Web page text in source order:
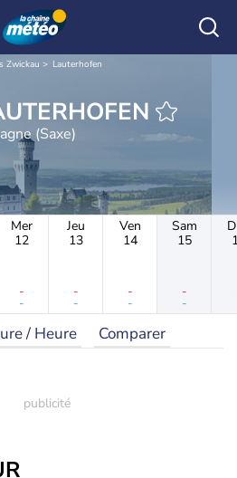
Zwickau Lauterhofen
LAUTERHOFEN
(Saxe)
Mer
12
-
-
Jeu
13
-
-
Ven
14
-
-
Sam
15
-
-
/ Heure Comparer